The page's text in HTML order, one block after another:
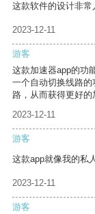
这款软件的设计非常
2023-12-11
游客
这款加速器app的功
一个自动切换线路
路，从而获得更好的
2023-12-11
游客
这款app就像我的私
2023-12-11
游客